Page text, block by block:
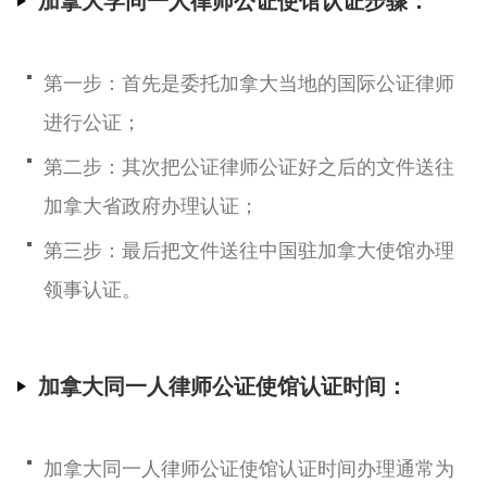
第一步：首先是委托加拿大当地的国际公证律师
进行公证；
第二步：其次把公证律师公证好之后的文件送往
加拿大省政府办理认证；
第三步：最后把文件送往中国驻加拿大使馆办理
领事认证。
加拿大同一人律师公证使馆认证时间：
加拿大同一人律师公证使馆认证时间办理通常为